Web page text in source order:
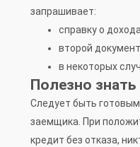
запрашивает:
справку о
второй
в некоторых
Полезно знать
Следует быть
заемщика. При
кредит без отказа,